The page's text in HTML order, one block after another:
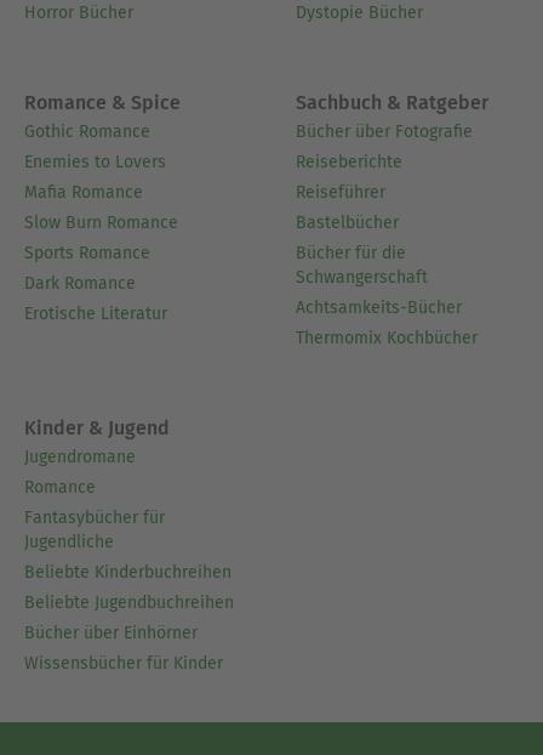
Horror Bücher
Dystopie Bücher
Romance & Spice
Gothic Romance
Enemies to Lovers
Mafia Romance
Slow Burn Romance
Sports Romance
Dark Romance
Erotische Literatur
Sachbuch & Ratgeber
Bücher über Fotografie
Reiseberichte
Reiseführer
Bastelbücher
Bücher für die
Schwangerschaft
Achtsamkeits-Bücher
Thermomix Kochbücher
Kinder & Jugend
Jugendromane
Romance
Fantasybücher für
Jugendliche
Beliebte Kinderbuchreihen
Beliebte Jugendbuchreihen
Bücher über Einhörner
Wissensbücher für Kinder